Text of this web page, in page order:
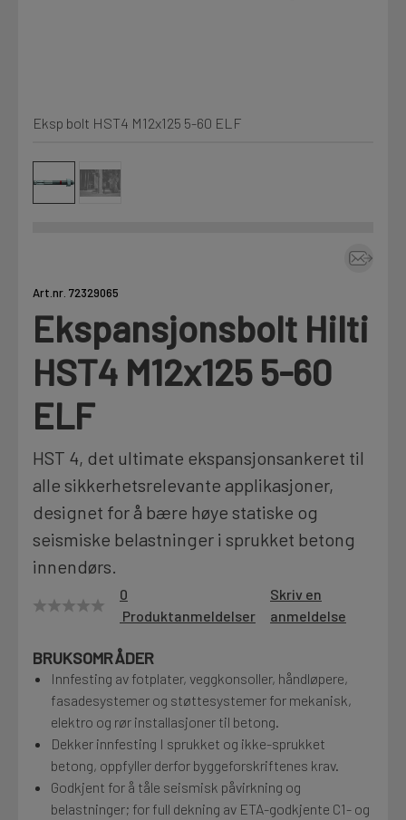
Fag
Motek
Finn butikk
Kontakt og åpningstider
Kontakt
Fra rådgivning til sporing av ordre
Kampanjer
Kvalitetsprodukter til ekstra gode priser
Produktnyheter
Siste nytt om dine favorittprodukter
Prislister
Firmainformasjon
LOGG UT
Eksp bolt HST4 M12x125 5-60 ELF
Art.nr. 72329065
Ekspansjonsbolt Hilti
HST4 M12x125 5-60
ELF
HST 4, det ultimate ekspansjonsankeret til
alle sikkerhetsrelevante applikasjoner,
designet for å bære høye statiske og
seismiske belastninger i sprukket betong
innendørs.
0
Produktanmeldelser
Skriv en
anmeldelse
BRUKSOMRÅDER
Innfesting av fotplater, veggkonsoller, håndløpere,
fasadesystemer og støttesystemer for mekanisk,
elektro og rør installasjoner til betong.
Dekker innfesting I sprukket og ikke-sprukket
betong, oppfyller derfor byggeforskriftenes krav.
Godkjent for å tåle seismisk påvirkning og
belastninger; for full dekning av ETA-godkjente C1- og